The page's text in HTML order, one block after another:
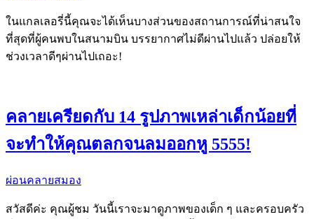
ในแกลเลอรี่นี้คุณจะได้เห็นบางส่วนของสถานการณ์ที่น่าสนใจ
ที่สุดที่ผู้คนพบในสนามบิน บรรยากาศไม่ดีผ่านไปแล้ว ปล่อยให้
ช่วงเวลาดีๆผ่านไปเถอะ!
คลายเครียดกับ 14 รูปภาพเหล่าเด็กน้อยที่
จะทำให้คุณตลกจนลมออกหู 5555!
ผ่อนคลายสมอง
สวัสดีค่ะ คุณผู้ชม วันนี้เราจะมาดูภาพของเด็ก ๆ และครอบครัว